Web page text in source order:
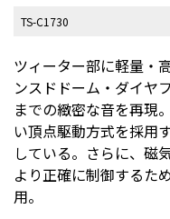
TS-C1730
ツィーター部に軽量・
ンスドドーム・ダイヤ
までの緻密な音を再現
い頂点駆動方式を採用
している。さらに、磁
より正確に制御するた
用。